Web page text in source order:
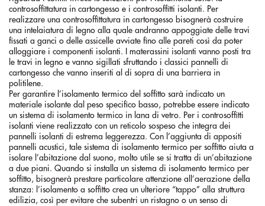
controsoffittatura in cartongesso e i controsoffitti isolanti. Per
realizzare una controsoffittatura in cartongesso bisognerà costruire
una intelaiatura di legno alla quale andranno appoggiate delle travi
fissati a ganci o delle assicelle avviate fino alle pareti così da poter
alloggiare i componenti isolanti. I materassini isolanti vanno posti tra
le travi in legno e vanno sigillati sfruttando i classici pannelli di
cartongesso che vanno inseriti al di sopra di una barriera in
politilene.
Per garantire l’isolamento termico del soffitto sarà indicato un
materiale isolante dal peso specifico basso, potrebbe essere indicato
un sistema di isolamento termico in lana di vetro. Per i controsoffitti
isolanti viene realizzato con un reticolo sospeso che integra dei
pannelli isolanti di estrema leggerezza. Con l’aggiunta di appositi
pannelli acustici, tale sistema di isolamento termico per soffitto aiuta a
isolare l’abitazione dal suono, molto utile se si tratta di un’abitazione
a due piani. Quando si installa un sistema di isolamento termico per
soffitto, bisognerà prestare particolare attenzione all’aerazione della
stanza: l’isolamento a soffitto crea un ulteriore “tappo” alla struttura
edilizia, così per evitare che subentri un ristagno o un senso di